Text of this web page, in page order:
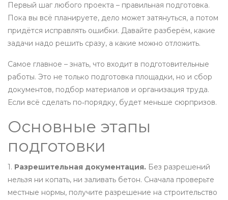
Первый шаг любого проекта – правильная подготовка.
Пока вы всё планируете, дело может затянуться, а потом
придётся исправлять ошибки. Давайте разберём, какие
задачи надо решить сразу, а какие можно отложить.
Самое главное – знать, что входит в подготовительные
работы. Это не только подготовка площадки, но и сбор
документов, подбор материалов и организация труда.
Если всё сделать по‑порядку, будет меньше сюрпризов.
Основные этапы
подготовки
1. Разрешительная документация. Без разрешений
нельзя ни копать, ни заливать бетон. Сначала проверьте
местные нормы, получите разрешение на строительство